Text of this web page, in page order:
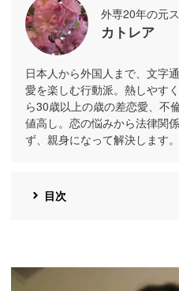
外専20年の元
カトレア
日本人から外国人まで、文字
愛を楽しむ行動派。熱しやす
ら30歳以上の歳の差恋愛、不
値高し。恋の悩みから法律関
ず、親身になって解決します。
目次
https://pcmax.jp/lp/?